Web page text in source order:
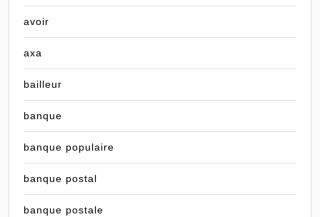
avoir
axa
bailleur
banque
banque populaire
banque postal
banque postale